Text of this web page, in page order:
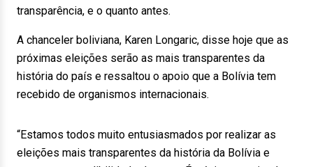
transparência, e o quanto antes.
A chanceler boliviana, Karen Longaric, disse hoje que as
próximas eleições serão as mais transparentes da
história do país e ressaltou o apoio que a Bolívia tem
recebido de organismos internacionais.
“Estamos todos muito entusiasmados por realizar as
eleições mais transparentes da história da Bolívia e